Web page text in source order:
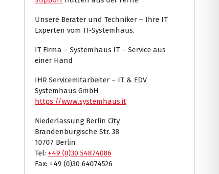
Unsere Berater und Techniker – Ihre IT
Experten vom IT-Systemhaus.
IT Firma – Systemhaus IT – Service aus
einer Hand
IHR Servicemitarbeiter – IT & EDV
Systemhaus GmbH
https://www.systemhaus.it
Niederlassung Berlin City
Brandenburgische Str. 38
10707 Berlin
Tel: +49 (0)30 54874086
Fax: +49 (0)30 64074526